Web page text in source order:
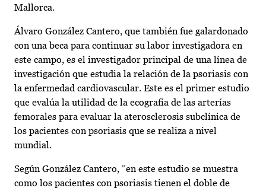
Mallorca.
Álvaro González Cantero, que también fue galardonado
con una beca para continuar su labor investigadora en
este campo, es el investigador principal de una línea de
investigación que estudia la relación de la psoriasis con
la enfermedad cardiovascular. Este es el primer estudio
que evalúa la utilidad de la ecografía de las arterías
femorales para evaluar la aterosclerosis subclínica de
los pacientes con psoriasis que se realiza a nivel
mundial.
Según González Cantero, “en este estudio se muestra
como los pacientes con psoriasis tienen el doble de